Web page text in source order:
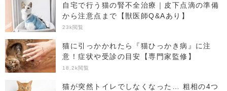
自宅で行う猫の腎不全治療｜皮下点滴の準備
から注意点まで【獣医師Q&Aあり】
23k閲覧
猫に引っかかれたら『猫ひっかき病』に注
意！症状や受診の目安【専門家監修】
18.2k閲覧
猫が突然トイレでしなくなった… 粗相の4つ